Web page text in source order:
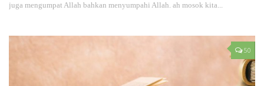
juga mengumpat Allah bahkan menyumpahi Allah. ah mosok kita...
50